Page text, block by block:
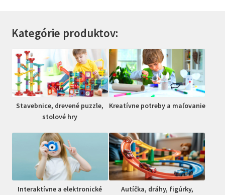
Kategórie produktov:
Stavebnice, drevené puzzle,
stolové hry
Kreatívne potreby a maľovanie
Interaktívne a elektronické
Autíčka, dráhy, figúrky,